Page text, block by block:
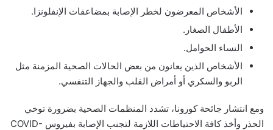
الأشخاص المعرضون لخطر الإصابة بمضاعفات الإنفلونزا.
الأطفال الصغار.
النساء الحوامل.
الأشخاص الذين يعانون من بعض الحالات الصحية المزمنة مثل
الربو والسكري أو أمراض القلب والجهاز التنفسي.
ومع انتشار جائحة كورونا، تشدد المنظمات الصحية بضرورة توخي
الحذر وأخذ كافة الاحتياطات اللازمة لتجنب الإصابة بفيروس COVID-